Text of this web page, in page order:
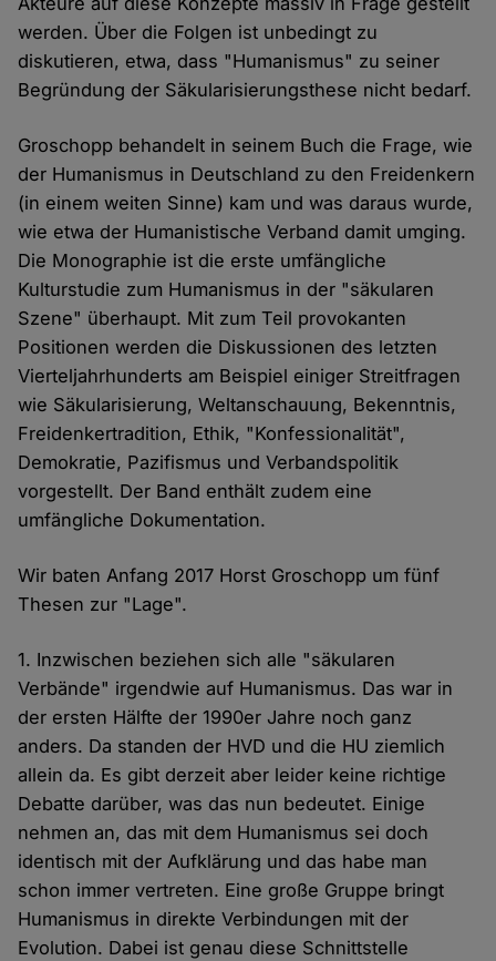
werden. Über die Folgen ist unbedingt zu
diskutieren, etwa, dass "Humanismus" zu seiner
Begründung der Säkularisierungsthese nicht bedarf.
Groschopp behandelt in seinem Buch die Frage, wie
der Humanismus in Deutschland zu den Freidenkern
(in einem weiten Sinne) kam und was daraus wurde,
wie etwa der Humanistische Verband damit umging.
Die Monographie ist die erste umfängliche
Kulturstudie zum Humanismus in der "säkularen
Szene" überhaupt. Mit zum Teil provokanten
Positionen werden die Diskussionen des letzten
Vierteljahrhunderts am Beispiel einiger Streitfragen
wie Säkularisierung, Weltanschauung, Bekenntnis,
Freidenkertradition, Ethik, "Konfessionalität",
Demokratie, Pazifismus und Verbandspolitik
vorgestellt. Der Band enthält zudem eine
umfängliche Dokumentation.
Wir baten Anfang 2017 Horst Groschopp um fünf
Thesen zur "Lage".
1. Inzwischen beziehen sich alle "säkularen
Verbände" irgendwie auf Humanismus. Das war in
der ersten Hälfte der 1990er Jahre noch ganz
anders. Da standen der HVD und die HU ziemlich
allein da. Es gibt derzeit aber leider keine richtige
Debatte darüber, was das nun bedeutet. Einige
nehmen an, das mit dem Humanismus sei doch
identisch mit der Aufklärung und das habe man
schon immer vertreten. Eine große Gruppe bringt
Humanismus in direkte Verbindungen mit der
Evolution. Dabei ist genau diese Schnittstelle